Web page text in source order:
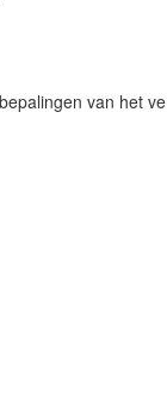
van het